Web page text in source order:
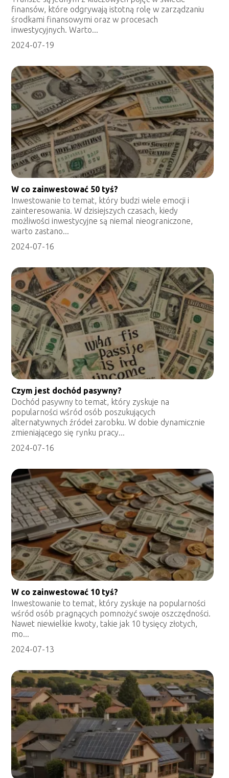
finansów, które odgrywają istotną rolę w zarządzaniu
środkami finansowymi oraz w procesach
inwestycyjnych. Warto...
2024-07-19
W co zainwestować 50 tyś?
Inwestowanie to temat, który budzi wiele emocji i
zainteresowania. W dzisiejszych czasach, kiedy
możliwości inwestycyjne są niemal nieograniczone,
warto zastano...
2024-07-16
Czym jest dochód pasywny?
Dochód pasywny to temat, który zyskuje na
popularności wśród osób poszukujących
alternatywnych źródeł zarobku. W dobie dynamicznie
zmieniającego się rynku pracy...
2024-07-16
W co zainwestować 10 tyś?
Inwestowanie to temat, który zyskuje na popularności
wśród osób pragnących pomnożyć swoje oszczędności.
Nawet niewielkie kwoty, takie jak 10 tysięcy złotych,
mo...
2024-07-13